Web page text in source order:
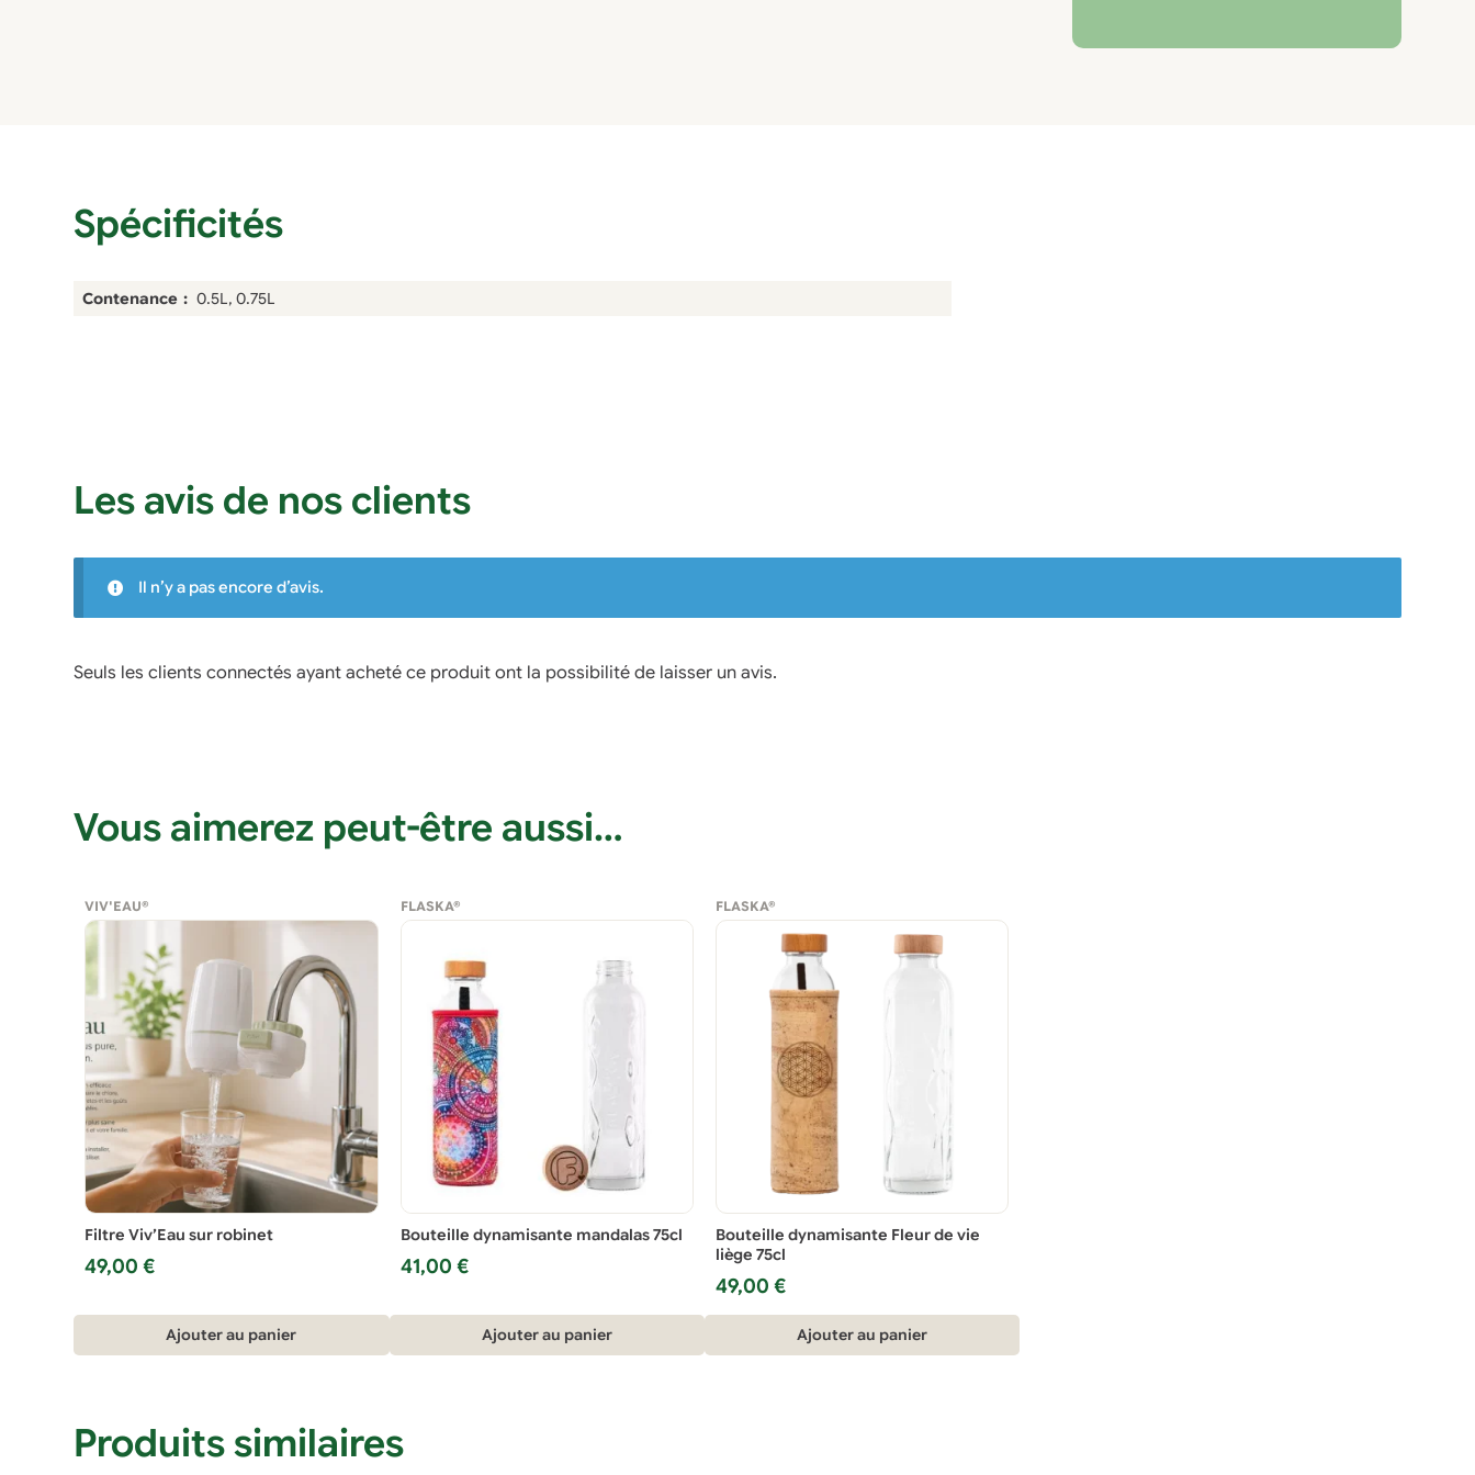
Spécificités
Contenance 0.5L, 0.75L
Les avis de nos clients
Il n’y a pas encore d’avis.
Seuls les clients connectés ayant acheté ce produit ont la possibilité de laisser un avis.
Vous aimerez peut-être aussi…
VIV'EAU®
Filtre Viv’Eau sur robinet
49,00€
Ajouter au panier
FLASKA®
Bouteille dynamisante mandalas 75cl
41,00 €
Ajouter au panier
FLASKA®
Bouteille dynamisante Fleur de vie
liège 75cl
49,00 €
Ajouter au panier
Produits similaires